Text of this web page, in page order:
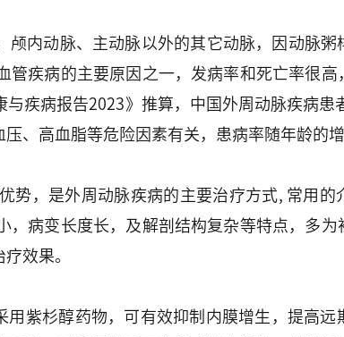
内动脉、主动脉以外的其它动脉，因动脉
疾病的主要原因之一，发病率和死亡率很
疾病报告2023》推算，中国外周动脉疾病患
、高血脂等危险因素有关，患病率随年龄的增
势，是外周动脉疾病的主要治疗方式, 常用的
病变长度长，及解剖结构复杂等特点，多
效果。
紫杉醇药物，可有效抑制内膜增生，提高远